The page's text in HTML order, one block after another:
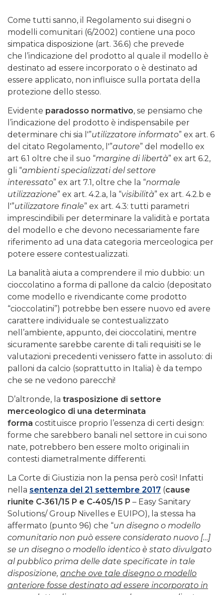
Come tutti sanno, il Regolamento sui disegni o
modelli comunitari (6/2002) contiene una poco
simpatica disposizione (art. 36.6) che prevede
che l’indicazione del prodotto al quale il modello è
destinato ad essere incorporato o è destinato ad
essere applicato, non influisce sulla portata della
protezione dello stesso.
Evidente paradosso normativo, se pensiamo che
l’indicazione del prodotto è indispensabile per
determinare chi sia l'”utilizzatore informato” ex art. 6
del citato Regolamento, l'”autore” del modello ex
art 6.1 oltre che il suo “margine di libertà” ex art 6.2,
gli “ambienti specializzati del settore
interessato” ex art 7.1, oltre che la “normale
utilizzazione” ex art. 4.2.a, la “visibilità” ex art. 4.2.b e
l'”utilizzatore finale” ex art. 4.3: tutti parametri
imprescindibili per determinare la validità e portata
del modello e che devono necessariamente fare
riferimento ad una data categoria merceologica per
potere essere contestualizzati.
La banalità aiuta a comprendere il mio dubbio: un
cioccolatino a forma di pallone da calcio (depositato
come modello e rivendicante come prodotto
“cioccolatini”) potrebbe ben essere nuovo ed avere
carattere individuale se contestualizzato
nell’ambiente, appunto, dei cioccolatini, mentre
sicuramente sarebbe carente di tali requisiti se le
valutazioni precedenti venissero fatte in assoluto: di
palloni da calcio (soprattutto in Italia) è da tempo
che se ne vedono parecchi!
D’altronde, la trasposizione di settore
merceologico di una determinata
forma costituisce proprio l’essenza di certi design:
forme che sarebbero banali nel settore in cui sono
nate, potrebbero ben essere molto originali in
contesti diametralmente differenti.
La Corte di Giustizia non la pensa però così! Infatti
nella sentenza del 21 settembre 2017 (cause
riunite C‑361/15 P e C‑405/15 P – Easy Sanitary
Solutions/ Group Nivelles e EUIPO), la stessa ha
affermato (punto 96) che “un disegno o modello
comunitario non può essere considerato nuovo […]
se un disegno o modello identico è stato divulgato
al pubblico prima delle date specificate in tale
disposizione, anche ove tale disegno o modello
anteriore fosse destinato ad essere incorporato in